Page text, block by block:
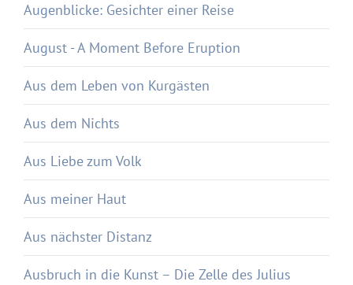
Augenblicke: Gesichter einer Reise
August - A Moment Before Eruption
Aus dem Leben von Kurgästen
Aus dem Nichts
Aus Liebe zum Volk
Aus meiner Haut
Aus nächster Distanz
Ausbruch in die Kunst – Die Zelle des Julius